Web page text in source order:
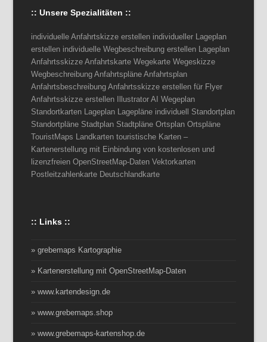
:: Unsere Spezialitäten ::
individuelle Anfahrtskizze erstellen individueller Lageplan
erstellen individuelle Wegbeschreibung erstellen Lageplan
Anfahrtsskizze Anfahrtskarte Wegekarte Wegeskizze
Wegbeschreibung Anfahrtspläne Anfahrtsplan
Anfahrtsbeschreibung Anfahrtsskizze erstellen für Flyer
Anfahrtsskizze erstellen Illustrator AI Wegeplan
Standortkarten Lageplan Lagepläne individuell Standortplan
Standortpläne Stadtplan Stadtpläne Ortsplan Ortspläne
TouristMaps Landkarten touristische Karten –
Kartenerstellung mit Einbindung von kostenlosen und
lizenzfreien OpenStreetMap-Daten Vektorkarten
Postleitzahlenkarte Deutschlandkarte
:: Links ::
» grebemaps Kartographie
» Kartenerstellung mit OpenStreetMap-Daten
» www.kartendesign.de
» www.grebemaps.shop
» www.grebemaps-kartenshop.de